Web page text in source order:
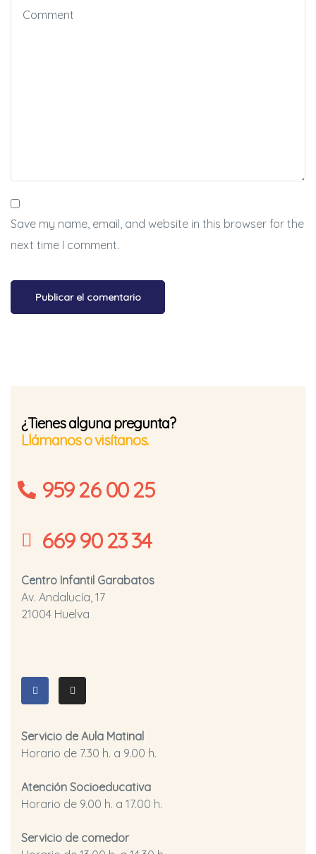
Save my name, email, and website in this browser for the
next time I comment.
¿Tienes alguna pregunta?
Llámanos o visítanos.
959 26 00 25
669 90 23 34
Centro Infantil Garabatos
Av. Andalucía, 17
21004 Huelva
Servicio de Aula Matinal
Horario de 7.30 h. a 9.00 h.
Atención Socioeducativa
Horario de 9.00 h. a 17.00 h.
Servicio de comedor